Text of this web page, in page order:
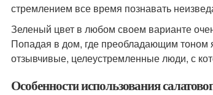
стремлением все время познавать
Зеленый цвет в любом своем варианте
Попадая в дом, где преобладающим тоном
отзывчивые, целеустремленные люди, с
Особенности использования